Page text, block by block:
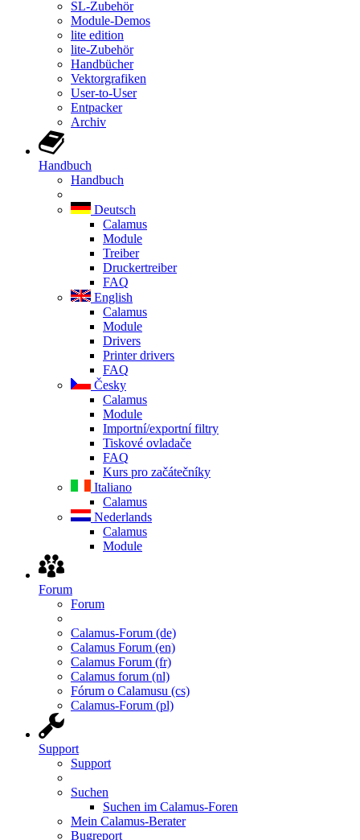
SL-Zubehör
Module-Demos
lite edition
lite-Zubehör
Handbücher
Vektorgrafiken
User-to-User
Entpacker
Archiv
Handbuch
Handbuch
Deutsch
Calamus
Module
Treiber
Druckertreiber
FAQ
English
Calamus
Module
Drivers
Printer drivers
FAQ
Česky
Calamus
Module
Importní/exportní filtry
Tiskové ovladače
FAQ
Kurs pro začátečníky
Italiano
Calamus
Nederlands
Calamus
Module
Forum
Forum
Calamus-Forum (de)
Calamus Forum (en)
Calamus Forum (fr)
Calamus forum (nl)
Fórum o Calamusu (cs)
Calamus-Forum (pl)
Support
Support
Suchen
Suchen im Calamus-Foren
Mein Calamus-Berater
Bugreport